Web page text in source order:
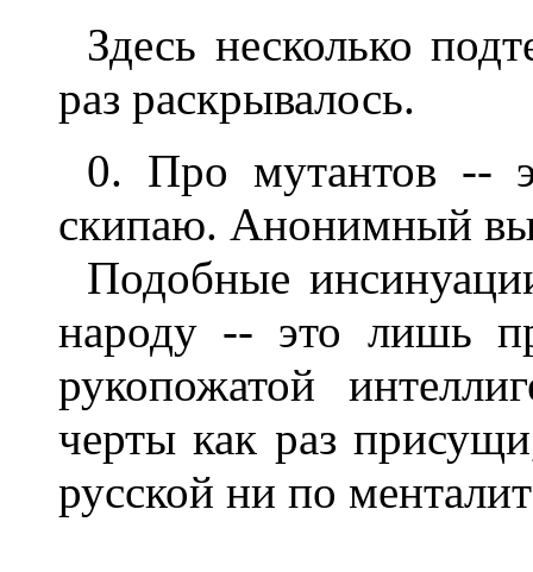
Здесь несколько
раз раскрывалось.
0. Про мутантов --
скипаю. Анонимный
Подобные
народу -- это лишь
рукопожатой
черты как раз
русской ни по